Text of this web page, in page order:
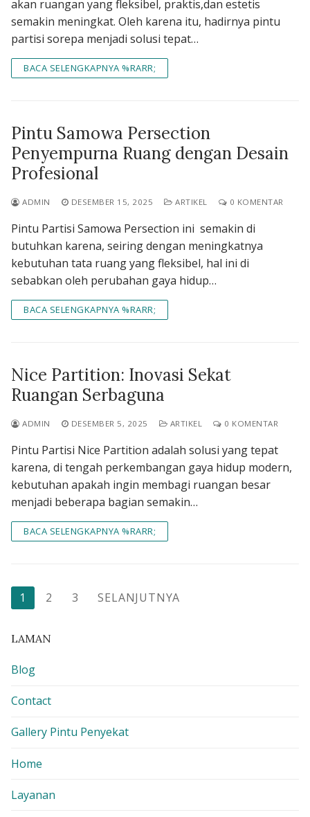
akan ruangan yang fleksibel, praktis,dan estetis
semakin meningkat. Oleh karena itu, hadirnya pintu
partisi sorepa menjadi solusi tepat…
BACA SELENGKAPNYA %RARR;
Pintu Samowa Persection
Penyempurna Ruang dengan Desain
Profesional
ADMIN DESEMBER 15, 2025 ARTIKEL 0 KOMENTAR
Pintu Partisi Samowa Persection ini semakin di
butuhkan karena, seiring dengan meningkatnya
kebutuhan tata ruang yang fleksibel, hal ini di
sebabkan oleh perubahan gaya hidup…
BACA SELENGKAPNYA %RARR;
Nice Partition: Inovasi Sekat
Ruangan Serbaguna
ADMIN DESEMBER 5, 2025 ARTIKEL 0 KOMENTAR
Pintu Partisi Nice Partition adalah solusi yang tepat
karena, di tengah perkembangan gaya hidup modern,
kebutuhan apakah ingin membagi ruangan besar
menjadi beberapa bagian semakin…
BACA SELENGKAPNYA %RARR;
Paginasi
pos
1 2 3 SELANJUTNYA
LAMAN
Blog
Contact
Gallery Pintu Penyekat
Home
Layanan